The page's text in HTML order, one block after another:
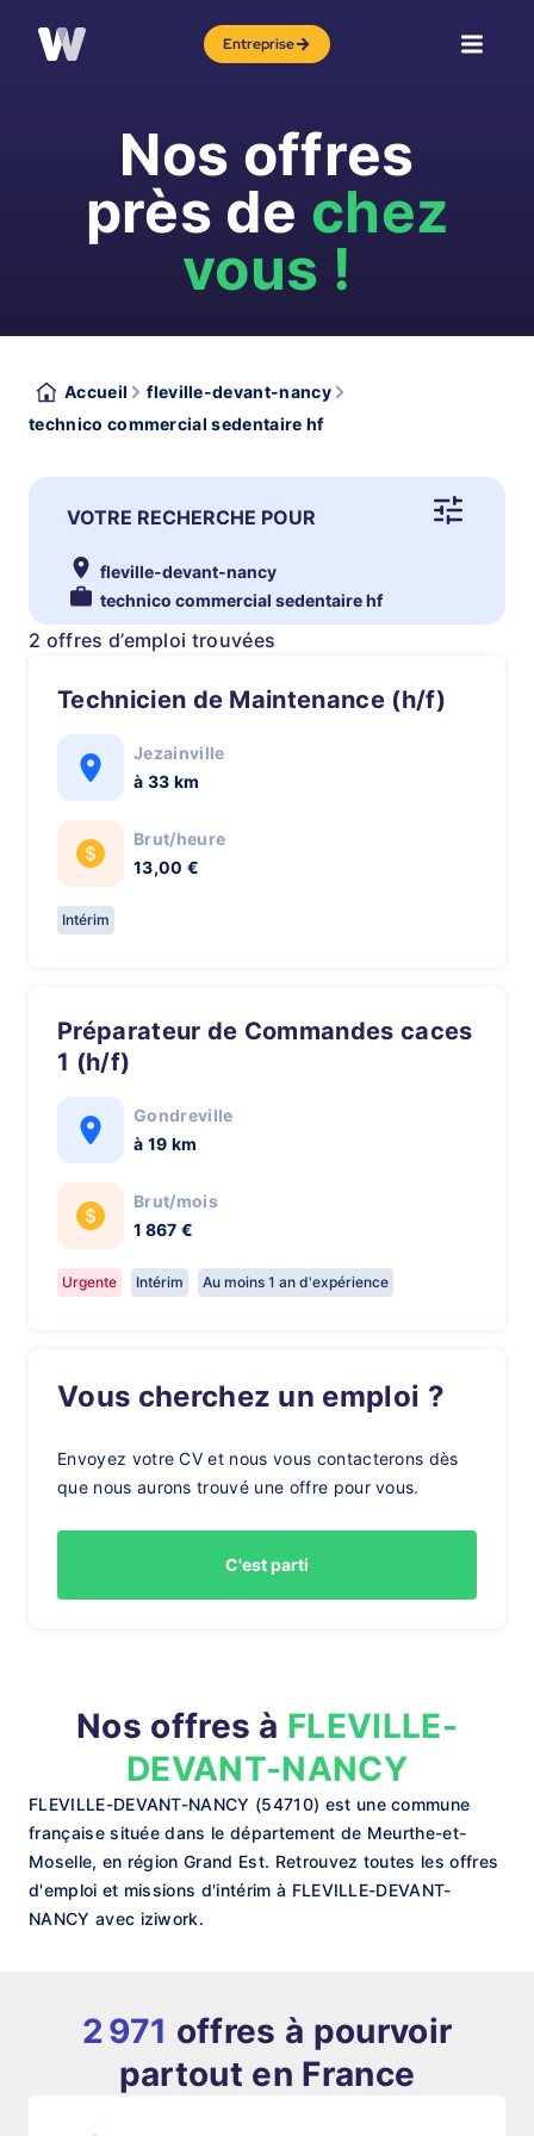
Entreprise
Nos offres
près de chez
vous !
Accueil
fleville-devant-nancy
technico commercial sedentaire hf
VOTRE RECHERCHE POUR
fleville-devant-nancy
technico commercial sedentaire hf
2 offres d’emploi trouvées
Technicien de Maintenance (h/f)
Jezainville
à 33 km
Brut/heure
13,00 €
Intérim
Préparateur de Commandes caces
1 (h/f)
Gondreville
à 19 km
Brut/mois
1 867 €
Urgente Intérim Au moins 1 an d'expérience
Vous cherchez un emploi ?
Envoyez votre CV et nous vous contacterons dès
que nous aurons trouvé une offre pour vous.
C'est parti
Nos offres à FLEVILLE-
DEVANT-NANCY
FLEVILLE-DEVANT-NANCY (54710) est une commune
française située dans le département de Meurthe-et-
Moselle, en région Grand Est. Retrouvez toutes les offres
d'emploi et missions d'intérim à FLEVILLE-DEVANT-
NANCY avec iziwork.
2 971 offres à pourvoir
partout en France